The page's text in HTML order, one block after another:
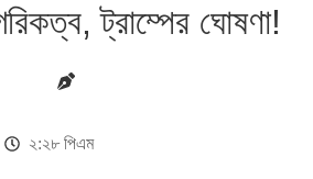
ট্রাম্পের ঘোষণা!
২:২৮ পিএম